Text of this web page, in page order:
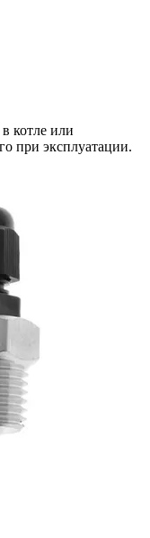
котле или
при эксплуатации.